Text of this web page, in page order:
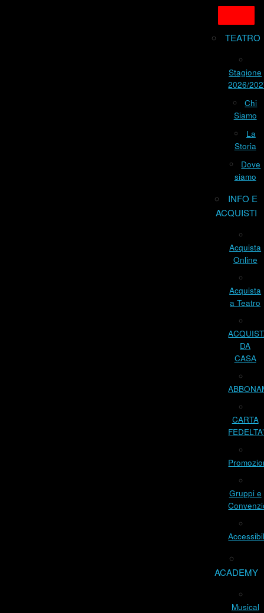
TEATRO
Stagione
2026/
Chi
Siamo
La
Storia
Dove
siamo
INFO E
ACQUISTI
Acquista
Online
Acquista
a Teatro
DA
CASA
CARTA
FEDELTA’
Gruppi e
ACADEMY
Musical